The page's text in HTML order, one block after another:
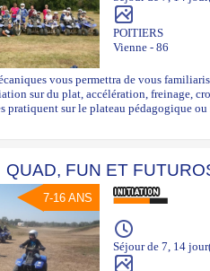
POITIERS
Vienne - 86
vous permettra de vous
sur du plat, accélération, freinage,
pratiquent sur le plateau pédagogique
QUAD, FUN ET
7-16 ANS
Séjour de 7, 14